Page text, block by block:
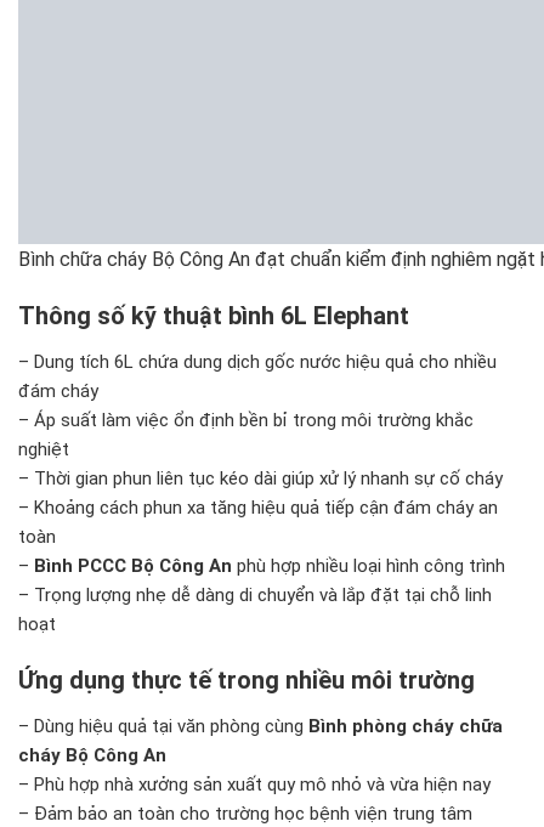
Bình chữa cháy Bộ Công An đạt chuẩn kiểm định nghiêm ngặt
Thông số kỹ thuật bình 6L Elephant
– Dung tích 6L chứa dung dịch gốc nước hiệu quả cho nhiều
đám cháy
– Áp suất làm việc ổn định bền bỉ trong môi trường khắc
nghiệt
– Thời gian phun liên tục kéo dài giúp xử lý nhanh sự cố cháy
– Khoảng cách phun xa tăng hiệu quả tiếp cận đám cháy an
toàn
– Bình PCCC Bộ Công An phù hợp nhiều loại hình công trình
– Trọng lượng nhẹ dễ dàng di chuyển và lắp đặt tại chỗ linh
hoạt
Ứng dụng thực tế trong nhiều môi trường
– Dùng hiệu quả tại văn phòng cùng Bình phòng cháy chữa
cháy Bộ Công An
– Phù hợp nhà xưởng sản xuất quy mô nhỏ và vừa hiện nay
– Đảm bảo an toàn cho trường học bệnh viện trung tâm